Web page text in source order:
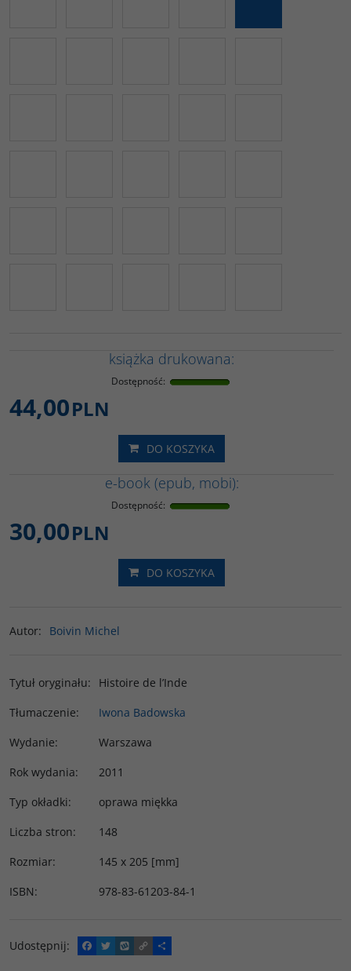
książka drukowana:
Dostępność:
44,00PLN
DO KOSZYKA
e-book (epub, mobi):
Dostępność:
30,00PLN
DO KOSZYKA
Autor: Boivin Michel
Tytuł oryginału:
Histoire de l’Inde
Tłumaczenie:
Iwona Badowska
Wydanie:
Warszawa
Rok wydania:
2011
Typ okładki:
oprawa miękka
Liczba stron:
148
Rozmiar:
145 x 205 [mm]
ISBN: 978-83-61203-84-1
Udostępnij:
F
a
T
w
W
y
C
o
P
o